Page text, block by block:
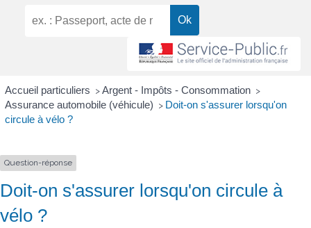
Accueil particuliers > Argent - Impôts - Consommation >
Assurance automobile (véhicule) > Doit-on s'assurer lorsqu'on
circule à vélo ?
Question-réponse
Doit-on s'assurer lorsqu'on circule à
vélo ?